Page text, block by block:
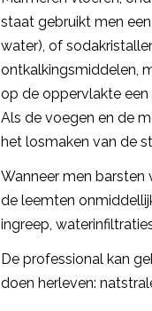
staat gebruikt men
water), of
ontkalkingsmiddelen,
op de oppervlakte een
Als de voegen en de
het losmaken van de
Wanneer men
de leemten
ingreep,
De professional kan
doen herleven: